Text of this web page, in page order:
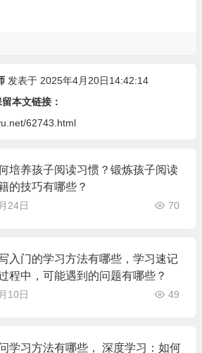
发表于 2025年4月20日14:42:14
本文链接：
62743.html
培养孩子阅读习惯？锻炼孩子阅读
的技巧有哪些？
24日 70
入门的学习方法有哪些，学习速记
程中，可能遇到的问题有哪些？
10日 49
习方法有哪些， 深度学习：如何